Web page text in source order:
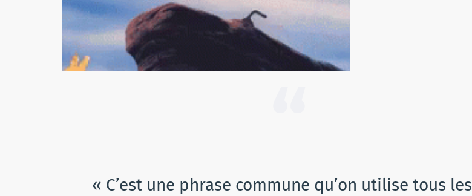
« C’est une phrase commune qu’on utilise tous les